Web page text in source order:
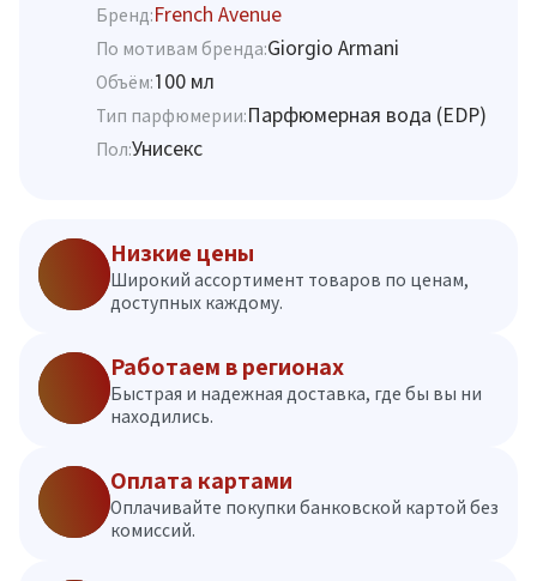
Бренд:French Avenue
По мотивам бренда:Giorgio Armani
Объём:100 мл
Тип парфюмерии:Парфюмерная вода (EDP)
Пол:Унисекс
Низкие цены
Широкий ассортимент товаров по ценам,
доступных каждому.
Работаем в регионах
Быстрая и надежная доставка, где бы вы ни
находились.
Оплата картами
Оплачивайте покупки банковской картой без
комиссий.